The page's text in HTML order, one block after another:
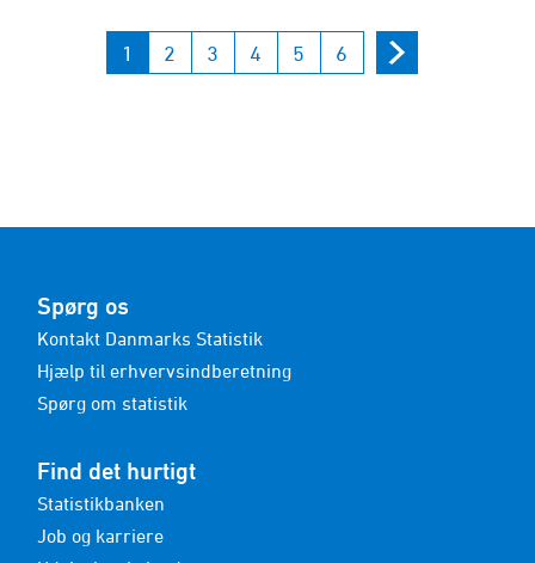
1 2 3 4 5 6
Spørg os
Kontakt Danmarks Statistik
Hjælp til erhvervsindberetning
Spørg om statistik
Find det hurtigt
Statistikbanken
Job og karriere